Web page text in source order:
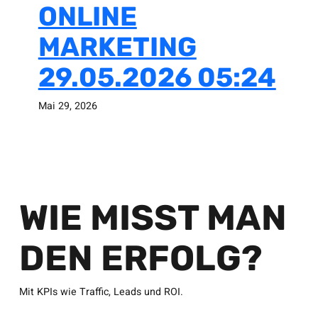
ONLINE
MARKETING
29.05.2026 05:24
Mai 29, 2026
WIE MISST MAN
DEN ERFOLG?
Mit KPIs wie Traffic, Leads und ROI.